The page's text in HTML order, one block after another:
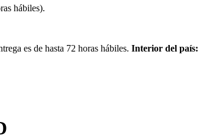
hábiles).
es de hasta 72 horas hábiles. Interior del país: